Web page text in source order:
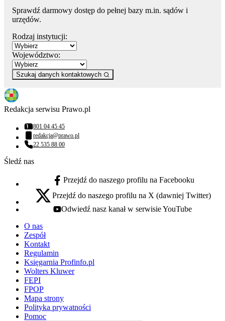
Sprawdź darmowy dostęp do pełnej bazy m.in. sądów i
urzędów.
Rodzaj instytucji:
Województwo:
Szukaj danych kontaktowych
Redakcja serwisu Prawo.pl
Numer telefonu:
801 04 45 45
Adres email:
redakcja@prawo.pl
Numer telefonu:
22 535 88 00
Śledź nas
facebook - otwiera się w nowej karcie
Przejdź do naszego profilu na Facebooku
x - otwiera się w nowej karcie
Przejdź do naszego profilu na X (dawniej Twitter)
youtube - otwiera się w nowej karcie
Odwiedź nasz kanał w serwisie YouTube
O nas
Zespół
Kontakt
Regulamin
Księgarnia Profinfo.pl
Wolters Kluwer
FEPI
FPOP
Mapa strony
Polityka prywatności
Pomoc